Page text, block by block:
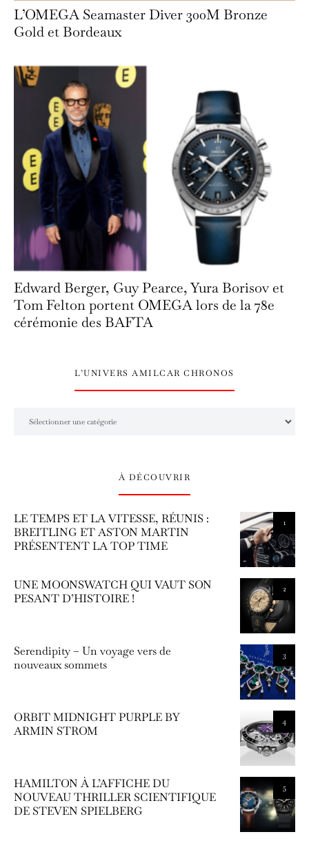
L’OMEGA Seamaster Diver 300M Bronze
Gold et Bordeaux
Edward Berger, Guy Pearce, Yura Borisov et
Tom Felton portent OMEGA lors de la 78e
cérémonie des BAFTA
L’UNIVERS AMILCAR CHRONOS
À DÉCOUVRIR
1
LE TEMPS ET LA VITESSE, RÉUNIS :
BREITLING ET ASTON MARTIN
PRÉSENTENT LA TOP TIME
2
UNE MOONSWATCH QUI VAUT SON
PESANT D’HISTOIRE !
3
Serendipity – Un voyage vers de
nouveaux sommets
4
ORBIT MIDNIGHT PURPLE BY
ARMIN STROM
5
HAMILTON À L’AFFICHE DU
NOUVEAU THRILLER SCIENTIFIQUE
DE STEVEN SPIELBERG